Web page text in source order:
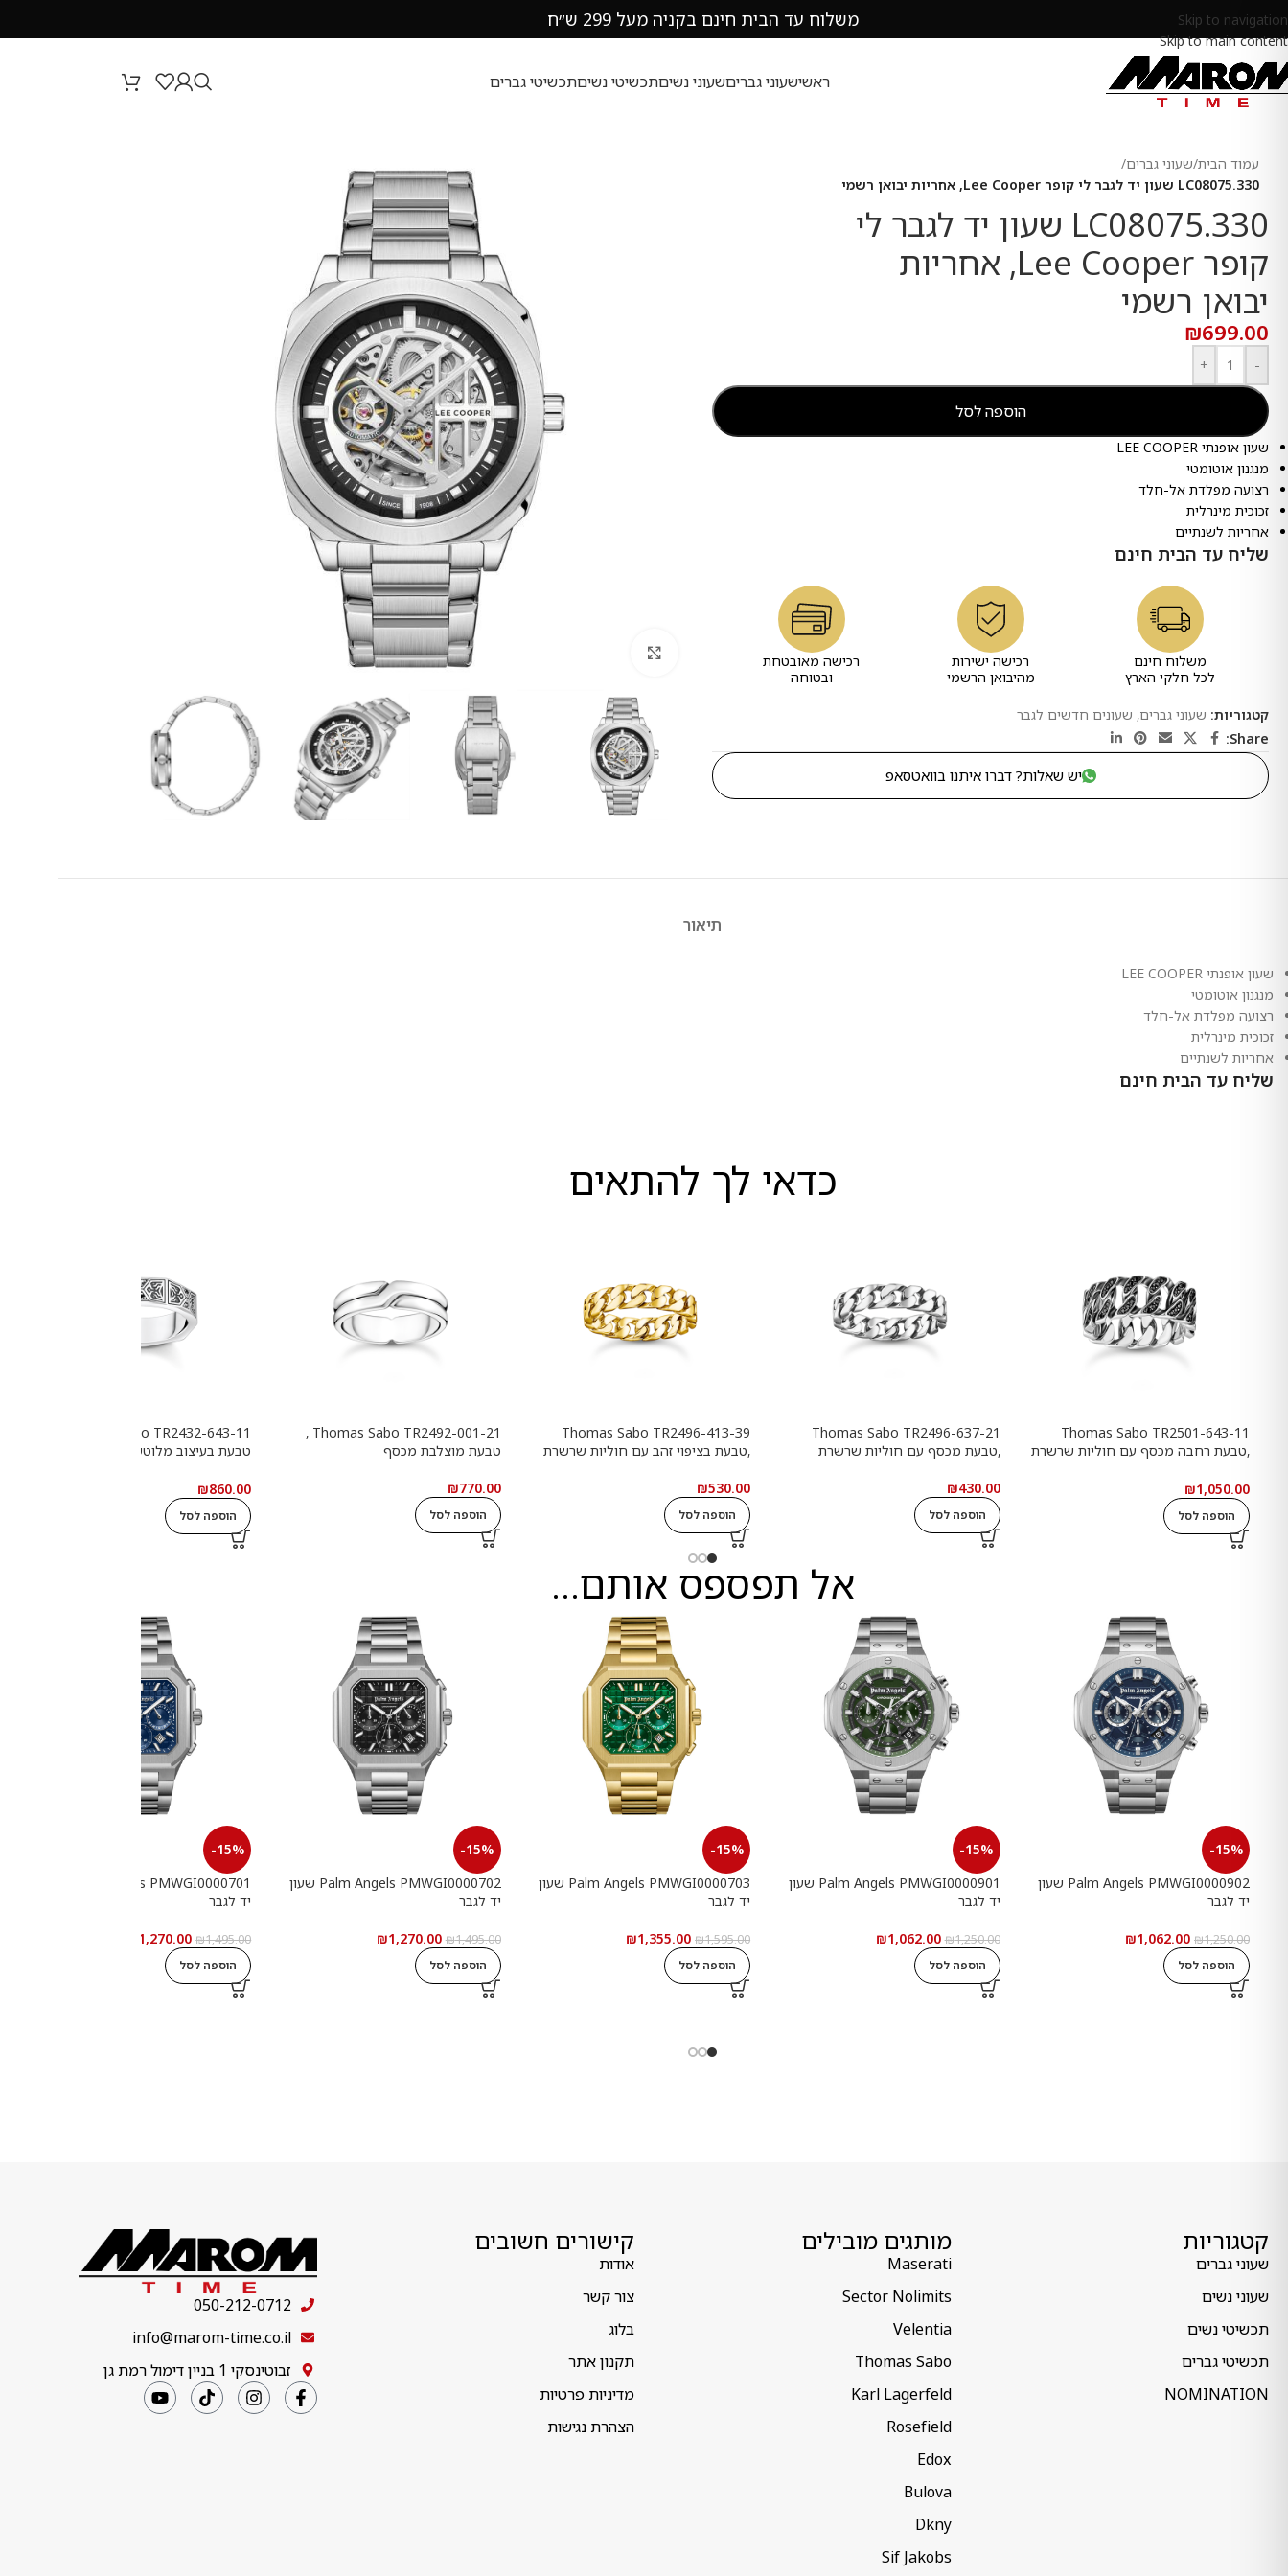
Skip to navigation
Skip to main content
משלוח עד הבית חינם בקניה מעל 299 ש״ח
ראשישעוני גבריםשעוני נשיםתכשיטי נשיםתכשיטי גברים
עמוד הבית/שעוני גברים/
LC08075.330 שעון יד לגבר לי קופר Lee Cooper, אחריות יבואן רשמי
LC08075.330 שעון יד לגבר לי
קופר Lee Cooper, אחריות
יבואן רשמי
₪699.00
-
+
הוספה לסל
שעון אופנתי LEE COOPER
מנגנון אוטומטי
רצועה מפלדת אל-חלד
זכוכית מינרלית
אחריות לשנתיים
שליח עד הבית חינם
משלוח חינם
לכל חלקי הארץ
רכישה ישירות
מהיבואן הרשמי
רכישה מאובטחת
ובטוחה
קטגוריות: שעוני גברים, שעונים חדשים לגבר
Share:
יש שאלות? דברו איתנו בוואטסאפ
תיאור
שעון אופנתי LEE COOPER
מנגנון אוטומטי
רצועה מפלדת אל-חלד
זכוכית מינרלית
אחריות לשנתיים
שליח עד הבית חינם
כדאי לך להתאים
Thomas Sabo TR2501-643-11
,טבעת רחבה מכסף עם חוליות שרשרת
₪1,050.00
הוספה לסל
Thomas Sabo TR2496-637-21
,טבעת מכסף עם חוליות שרשרת
₪430.00
הוספה לסל
Thomas Sabo TR2496-413-39
,טבעת בציפוי זהב עם חוליות שרשרת
₪530.00
הוספה לסל
Thomas Sabo TR2492-001-21 ,
טבעת מוצלבת מכסף
₪770.00
הוספה לסל
טבעת בעיצוב מלוטש עם אבנים
₪860.00
הוספה לסל
אל תפספס אותם...
-15%
Palm Angels PMWGI0000902 שעון
יד לגבר
₪1,250.00
₪1,062.00
הוספה לסל
-15%
Palm Angels PMWGI0000901 שעון
יד לגבר
₪1,250.00
₪1,062.00
הוספה לסל
-15%
Palm Angels PMWGI0000703 שעון
יד לגבר
₪1,595.00
₪1,355.00
הוספה לסל
-15%
Palm Angels PMWGI0000702 שעון
יד לגבר
₪1,495.00
₪1,270.00
הוספה לסל
-15%
יד לגבר
₪1,495.00
1,270.00
הוספה לסל
קטגוריות
שעוני גברים
שעוני נשים
תכשיטי נשים
תכשיטי גברים
NOMINATION
מותגים מובילים
Maserati
Sector Nolimits
Velentia
Thomas Sabo
Karl Lagerfeld
Rosefield
Edox
Bulova
Dkny
Sif Jakobs
קישורים חשובים
אודות
צור קשר
בלוג
תקנון אתר
מדיניות פרטיות
הצהרת נגישות
050-212-0712
info@marom-time.co.il
זבוטינסקי 1 בניין דימול רמת גן